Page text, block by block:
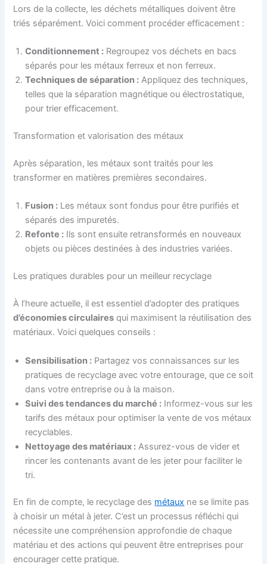
Lors de la collecte, les déchets métalliques doivent être
triés séparément. Voici comment procéder efficacement :
Conditionnement : Regroupez vos déchets en bacs
séparés pour les métaux ferreux et non ferreux.
Techniques de séparation : Appliquez des techniques,
telles que la séparation magnétique ou électrostatique,
pour trier efficacement.
Transformation et valorisation des métaux
Après séparation, les métaux sont traités pour les
transformer en matières premières secondaires.
Fusion : Les métaux sont fondus pour être purifiés et
séparés des impuretés.
Refonte : Ils sont ensuite retransformés en nouveaux
objets ou pièces destinées à des industries variées.
Les pratiques durables pour un meilleur recyclage
À l’heure actuelle, il est essentiel d’adopter des pratiques
d’économies circulaires qui maximisent la réutilisation des
matériaux. Voici quelques conseils :
Sensibilisation : Partagez vos connaissances sur les
pratiques de recyclage avec votre entourage, que ce soit
dans votre entreprise ou à la maison.
Suivi des tendances du marché : Informez-vous sur les
tarifs des métaux pour optimiser la vente de vos métaux
recyclables.
Nettoyage des matériaux : Assurez-vous de vider et
rincer les contenants avant de les jeter pour faciliter le
tri.
En fin de compte, le recyclage des métaux ne se limite pas
à choisir un métal à jeter. C’est un processus réfléchi qui
nécessite une compréhension approfondie de chaque
matériau et des actions qui peuvent être entreprises pour
encourager cette pratique.